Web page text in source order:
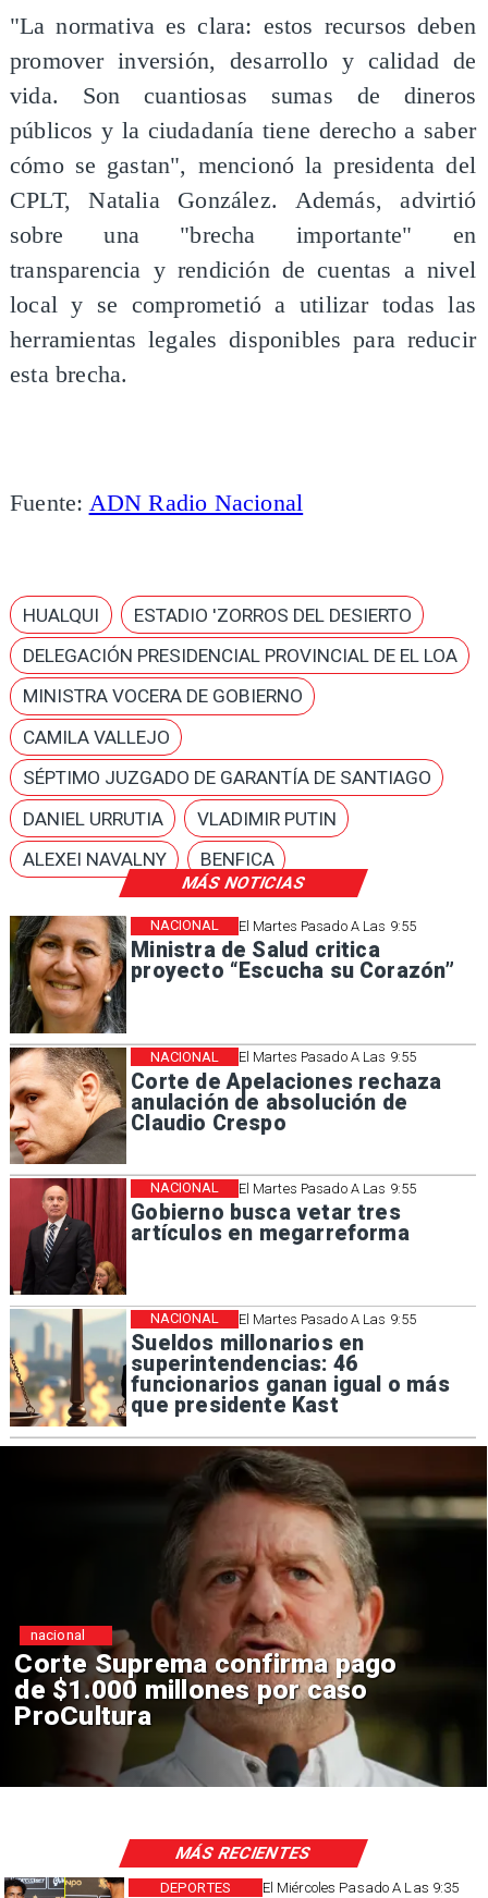
MÁS NOTICIAS
El Martes Pasado A Las 9:55
Ministra de Salud critica
proyecto “Escucha su Corazón”
NACIONAL
El Martes Pasado A Las 9:55
Corte de Apelaciones rechaza
anulación de absolución de
Claudio Crespo
NACIONAL
El Martes Pasado A Las 9:55
Gobierno busca vetar tres
artículos en megarreforma
NACIONAL
El Martes Pasado A Las 9:55
Sueldos millonarios en
superintendencias: 46
funcionarios ganan igual o más
que presidente Kast
NACIONAL
"La normativa es clara: estos recursos deben
promover inversión, desarrollo y calidad de
vida. Son cuantiosas sumas de dineros
públicos y la ciudadanía tiene derecho a saber
cómo se gastan", mencionó la presidenta del
CPLT, Natalia González. Además, advirtió
sobre una "brecha importante" en
transparencia y rendición de cuentas a nivel
local y se comprometió a utilizar todas las
herramientas legales disponibles para reducir
esta brecha.
Fuente: ADN Radio Nacional
HUALQUI
ESTADIO 'ZORROS DEL DESIERTO
DELEGACIÓN PRESIDENCIAL PROVINCIAL DE EL LOA
MINISTRA VOCERA DE GOBIERNO
CAMILA VALLEJO
SÉPTIMO JUZGADO DE GARANTÍA DE SANTIAGO
DANIEL URRUTIA
VLADIMIR PUTIN
ALEXEI NAVALNY
BENFICA
Codelco suspende
construcción de Andes Norte
en El Teniente por riesgos
sísmicos
nacional
El Miércoles Pasado A Las 9:35
DEPORTES
MÁS RECIENTES